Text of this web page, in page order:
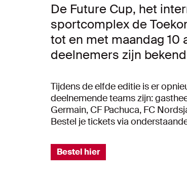
De Future Cup, het
sportcomplex de
tot en met maandag 10
deelnemers zijn
Tijdens de elfde editie is er
deelnemende teams zijn:
Germain, CF Pachuca, FC
Bestel je tickets via
Bestel hier